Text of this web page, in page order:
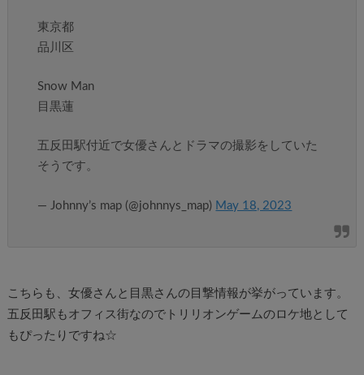
東京都
品川区
Snow Man
目黒蓮
五反田駅付近で女優さんとドラマの撮影をしていた
そうです。
— Johnny’s map (@johnnys_map) May 18, 2023
こちらも、女優さんと目黒さんの目撃情報が挙がっています。
五反田駅もオフィス街なのでトリリオンゲームのロケ地として
もぴったりですね☆